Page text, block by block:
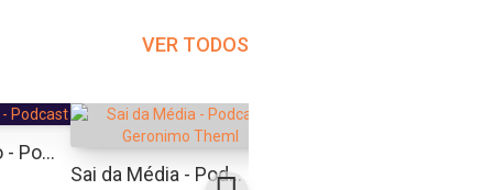
VER TODOS
Caio Carneiro - Podcast Fod*
Sai da Média - Podcast | Geronimo Theml